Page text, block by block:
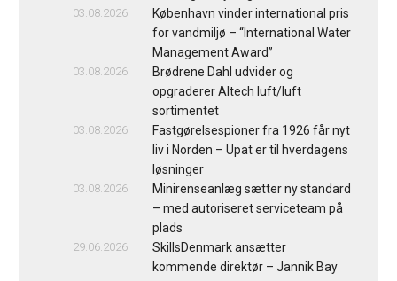
03.08.2026
København vinder international pris
for vandmiljø – “International Water
Management Award”
03.08.2026
Brødrene Dahl udvider og
opgraderer Altech luft/luft
sortimentet
03.08.2026
Fastgørelsespioner fra 1926 får nyt
liv i Norden – Upat er til hverdagens
løsninger
03.08.2026
Minirenseanlæg sætter ny standard
– med autoriseret serviceteam på
plads
29.06.2026
SkillsDenmark ansætter
kommende direktør – Jannik Bay